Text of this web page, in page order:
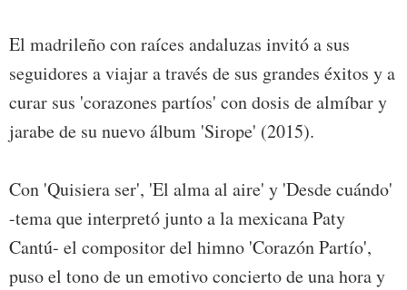
El madrileño con raíces andaluzas invitó a sus
seguidores a viajar a través de sus grandes éxitos y a
curar sus 'corazones partíos' con dosis de almíbar y
jarabe de su nuevo álbum 'Sirope' (2015).
Con 'Quisiera ser', 'El alma al aire' y 'Desde cuándo'
-tema que interpretó junto a la mexicana Paty
Cantú- el compositor del himno 'Corazón Partío',
puso el tono de un emotivo concierto de una hora y